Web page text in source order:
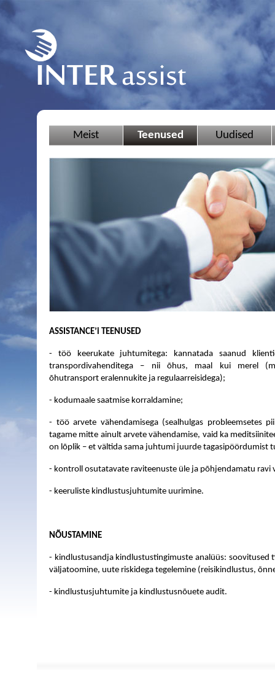
Meist Teenused Uudised
ASSISTANCE’i TEENUSED
- töö keerukate juhtumitega: kannatada saanud
transpordivahenditega – nii õhus, maal kui merel
õhutransport eralennukite ja regulaarreisidega);
- kodumaale saatmise korraldamine;
- töö arvete vähendamisega (sealhulgas probleemsetes
tagame mitte ainult arvete vähendamise, vaid ka
on lõplik – et vältida sama juhtumi juurde tagasipöördumist
- kontroll osutatavate raviteenuste üle ja põhjendamatu ravi
- keeruliste kindlustusjuhtumite uurimine.
NÕUSTAMINE
- kindlustusandja kindlustustingimuste analüüs: soovitused
väljatoomine, uute riskidega tegelemine (reisikindlustus,
- kindlustusjuhtumite ja kindlustusnõuete audit.